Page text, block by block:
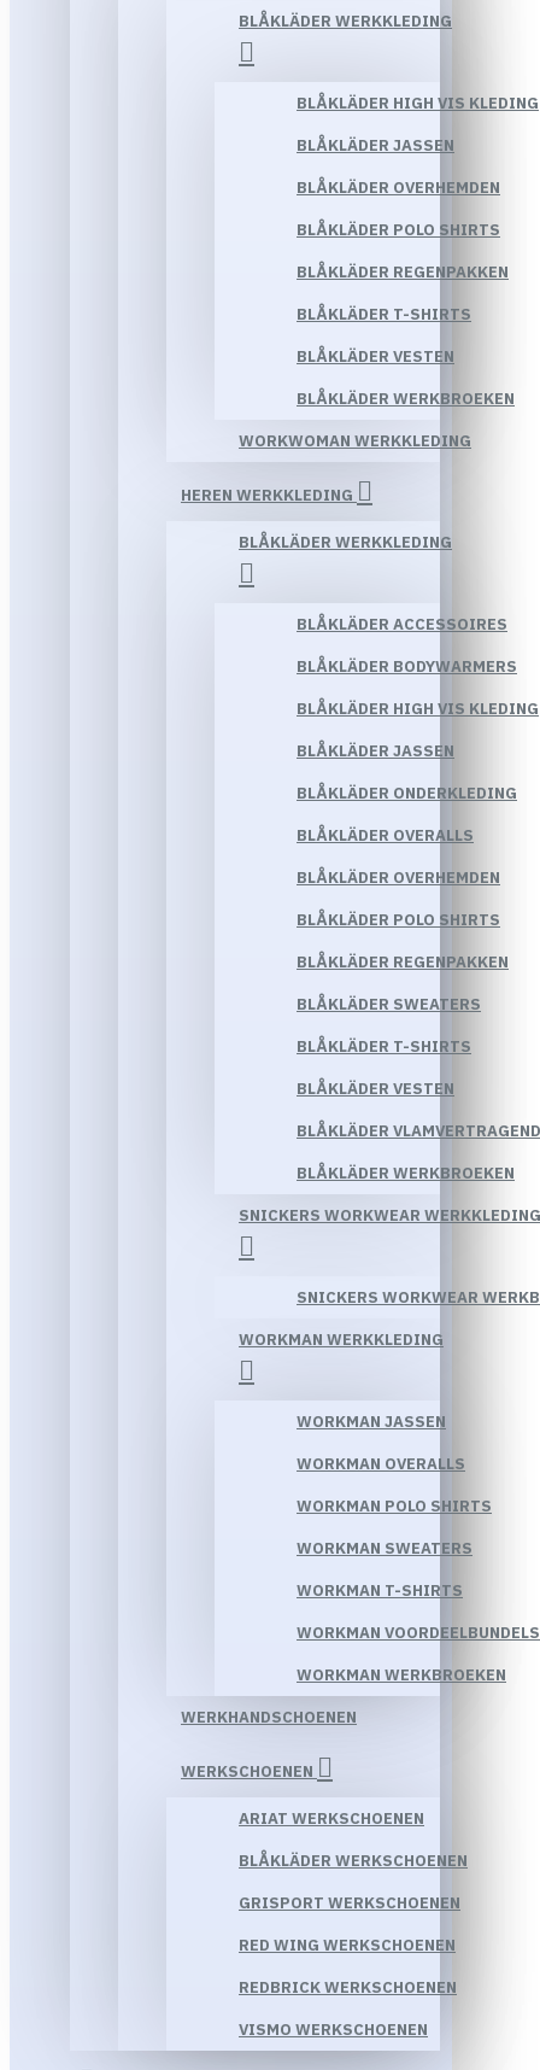
BLÅKLÄDER WERKKLEDING
BLÅKLÄDER HIGH VIS KLEDING
BLÅKLÄDER JASSEN
BLÅKLÄDER OVERHEMDEN
BLÅKLÄDER POLO SHIRTS
BLÅKLÄDER REGENPAKKEN
BLÅKLÄDER T-SHIRTS
BLÅKLÄDER VESTEN
BLÅKLÄDER WERKBROEKEN
WORKWOMAN WERKKLEDING
HEREN WERKKLEDING
BLÅKLÄDER WERKKLEDING
BLÅKLÄDER ACCESSOIRES
BLÅKLÄDER BODYWARMERS
BLÅKLÄDER HIGH VIS KLEDING
BLÅKLÄDER JASSEN
BLÅKLÄDER ONDERKLEDING
BLÅKLÄDER OVERALLS
BLÅKLÄDER OVERHEMDEN
BLÅKLÄDER POLO SHIRTS
BLÅKLÄDER REGENPAKKEN
BLÅKLÄDER SWEATERS
BLÅKLÄDER T-SHIRTS
BLÅKLÄDER VESTEN
BLÅKLÄDER
BLÅKLÄDER WERKBROEKEN
SNICKERS WORKWEAR WERKKLEDING
SNICKERS WORKWEAR
WORKMAN WERKKLEDING
WORKMAN JASSEN
WORKMAN OVERALLS
WORKMAN POLO SHIRTS
WORKMAN SWEATERS
WORKMAN T-SHIRTS
WORKMAN VOORDEELBUNDELS
WORKMAN WERKBROEKEN
WERKHANDSCHOENEN
WERKSCHOENEN
ARIAT WERKSCHOENEN
BLÅKLÄDER WERKSCHOENEN
GRISPORT WERKSCHOENEN
RED WING WERKSCHOENEN
REDBRICK WERKSCHOENEN
VISMO WERKSCHOENEN